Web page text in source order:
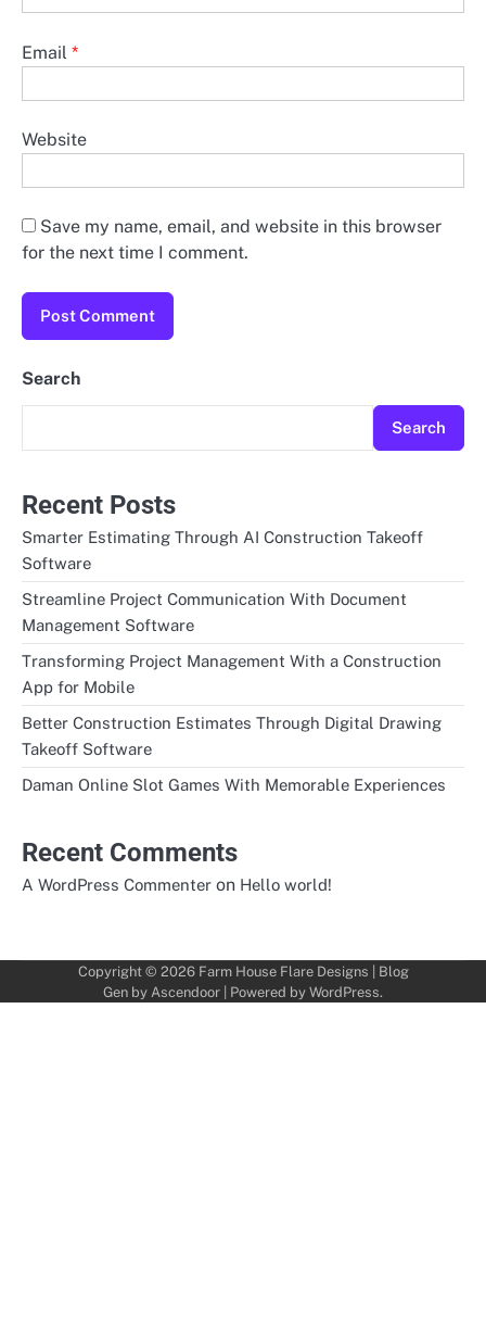
Email *
Website
Save my name, email, and website in this browser
for the next time I comment.
Search
Search
Recent Posts
Smarter Estimating Through AI Construction Takeoff
Software
Streamline Project Communication With Document
Management Software
Transforming Project Management With a Construction
App for Mobile
Better Construction Estimates Through Digital Drawing
Takeoff Software
Daman Online Slot Games With Memorable Experiences
Recent Comments
A WordPress Commenter on Hello world!
Copyright © 2026 Farm House Flare Designs | Blog
Gen by Ascendoor | Powered by WordPress.